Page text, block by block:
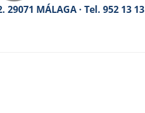
MÁLAGA · Tel. 952 13